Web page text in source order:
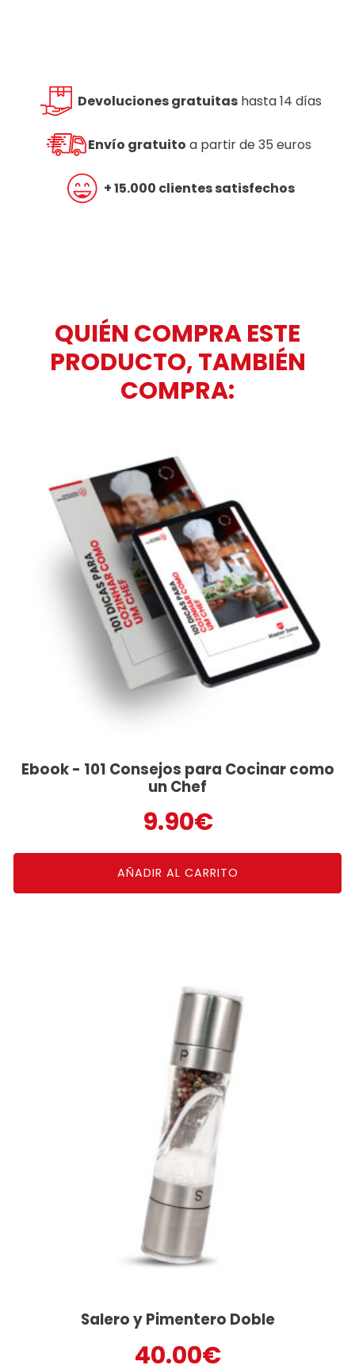
Devoluciones gratuitashasta 14 días
Envío gratuito a partir de 35 euros
+ 15.000 clientes satisfechos
QUIÉN COMPRA ESTE
PRODUCTO, TAMBIÉN
COMPRA:
Ebook - 101 Consejos para Cocinar como
un Chef
9.90€
AÑADIR AL CARRITO
Salero y Pimentero Doble
40.00€